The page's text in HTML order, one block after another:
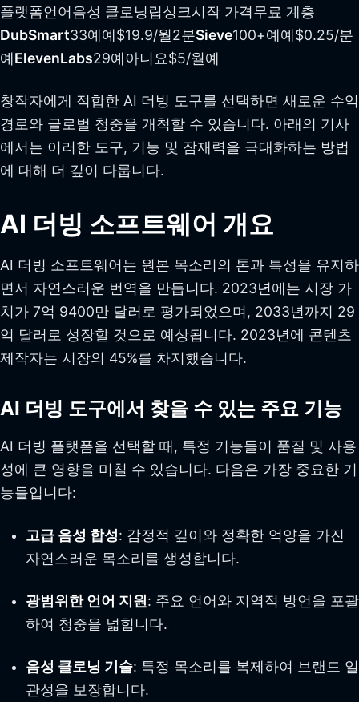
플랫폼언어음성 클로닝립싱크시작 가격무료 계층
DubSmart33예예$19.9/월2분Sieve100+예예$0.25/분
예ElevenLabs29예아니요$5/월예
창작자에게 적합한 AI 더빙 도구를 선택하면 새로운 수익
경로와 글로벌 청중을 개척할 수 있습니다. 아래의 기사
에서는 이러한 도구, 기능 및 잠재력을 극대화하는 방법
에 대해 더 깊이 다룹니다.
AI 더빙 소프트웨어 개요
AI 더빙 소프트웨어는 원본 목소리의 톤과 특성을 유지하
면서 자연스러운 번역을 만듭니다. 2023년에는 시장 가
치가 7억 9400만 달러로 평가되었으며, 2033년까지 29
억 달러로 성장할 것으로 예상됩니다. 2023년에 콘텐츠
제작자는 시장의 45%를 차지했습니다.
AI 더빙 도구에서 찾을 수 있는 주요 기능
AI 더빙 플랫폼을 선택할 때, 특정 기능들이 품질 및 사용
성에 큰 영향을 미칠 수 있습니다. 다음은 가장 중요한 기
능들입니다:
고급 음성 합성: 감정적 깊이와 정확한 억양을 가진
자연스러운 목소리를 생성합니다.
광범위한 언어 지원 : 주요 언어와 지역적 방언을 포괄
하여 청중을 넓힙니다.
음성 클로닝 기술: 특정 목소리를 복제하여 브랜드 일
관성을 보장합니다.